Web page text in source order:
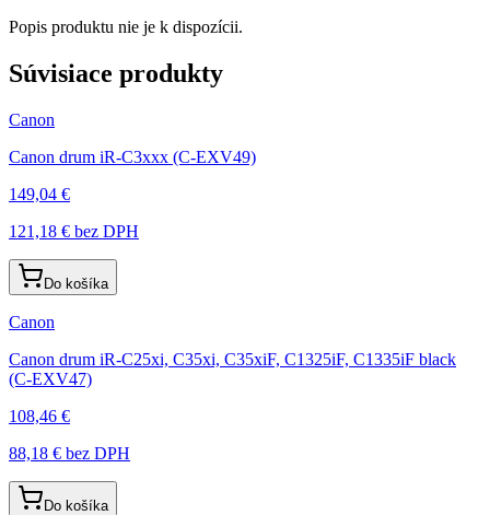
Popis produktu nie je k dispozícii.
Súvisiace produkty
Canon
Canon drum iR-C3xxx (C-EXV49)
149,04 €
121,18 € bez DPH
Do košíka
Canon
Canon drum iR-C25xi, C35xi, C35xiF, C1325iF, C1335iF black
(C-EXV47)
108,46 €
88,18 € bez DPH
Do košíka